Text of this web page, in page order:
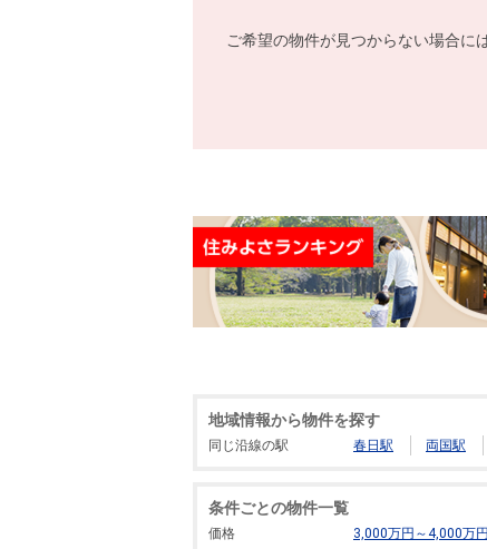
ご希望の物件が見つからない場合に
地域情報から物件を探す
同じ沿線の駅 春日駅 両国駅
条件ごとの物件一覧
価格 3,000万円～4,000万円